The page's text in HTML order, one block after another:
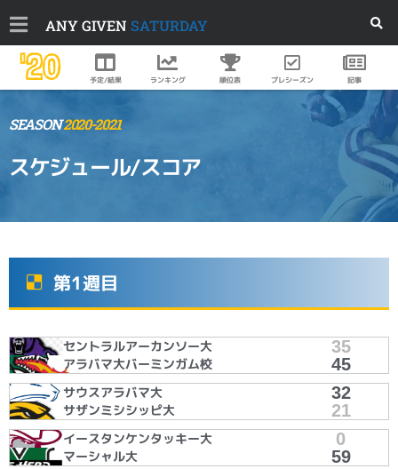
ANY GIVEN SATURDAY
'20 予定/結果 ランキング 順位表 プレシーズン 記事
SEASON2020-2021
スケジュール/スコア
第1週目
セントラルアーカンソー大 35
アラバマ大バーミンガム校 45
サウスアラバマ大 32
サザンミシシッピ大 21
イースタンケンタッキー大 0
マーシャル大 59